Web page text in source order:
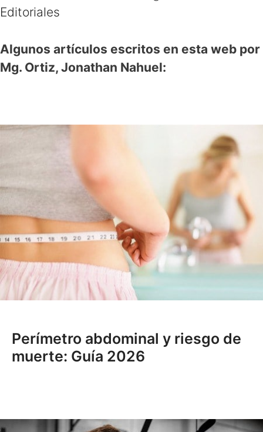
Editoriales
Algunos artículos escritos en esta web por
Mg. Ortiz, Jonathan Nahuel:
Perímetro abdominal y riesgo de
muerte: Guía 2026